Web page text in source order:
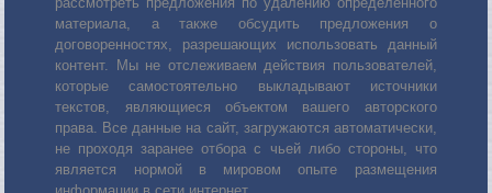
материала, а также обсудить предложения о
договоренностях, разрешающих использовать данный
контент. Мы не отслеживаем действия пользователей,
которые самостоятельно выкладывают источники
текстов, являющиеся объектом вашего авторского
права. Все данные на сайт, загружаются автоматически,
не проходя заранее отбора с чьей либо стороны, что
является нормой в мировом опыте размещения